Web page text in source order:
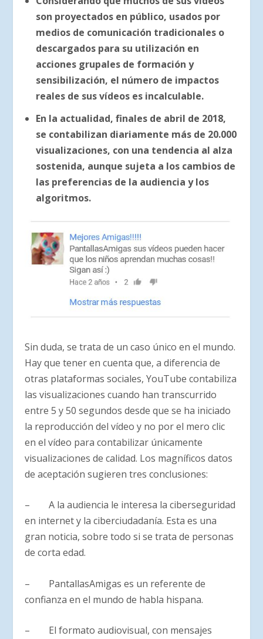
son proyectados en público, usados por
medios de comunicación tradicionales o
descargados para su utilización en
acciones grupales de formación y
sensibilización, el número de impactos
reales de sus vídeos es incalculable.
En la actualidad, finales de abril de 2018,
se contabilizan diariamente más de 20.000
visualizaciones, con una tendencia al alza
sostenida, aunque sujeta a los cambios de
las preferencias de la audiencia y los
algoritmos.
Sin duda, se trata de un caso único en el mundo.
Hay que tener en cuenta que, a diferencia de
otras plataformas sociales, YouTube contabiliza
las visualizaciones cuando han transcurrido
entre 5 y 50 segundos desde que se ha iniciado
la reproducción del vídeo y no por el mero clic
en el vídeo para contabilizar únicamente
visualizaciones de calidad. Los magníficos datos
de aceptación sugieren tres conclusiones:
– A la audiencia le interesa la ciberseguridad
en internet y la ciberciudadanía. Esta es una
gran noticia, sobre todo si se trata de personas
de corta edad.
– PantallasAmigas es un referente de
confianza en el mundo de habla hispana.
– El formato audiovisual, con mensajes